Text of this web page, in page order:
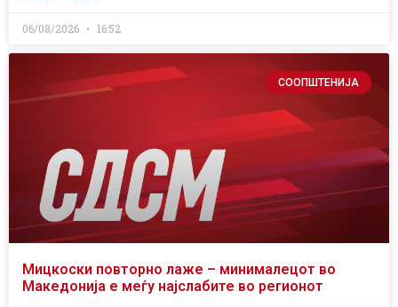
06/08/2026 16:52
СООПШТЕНИЈА
Мицкоски повторно лаже – минималецот во
Македонија е меѓу најслабите во регионот